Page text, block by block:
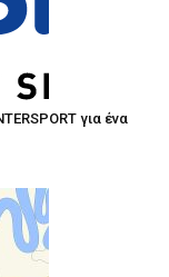
για ένα